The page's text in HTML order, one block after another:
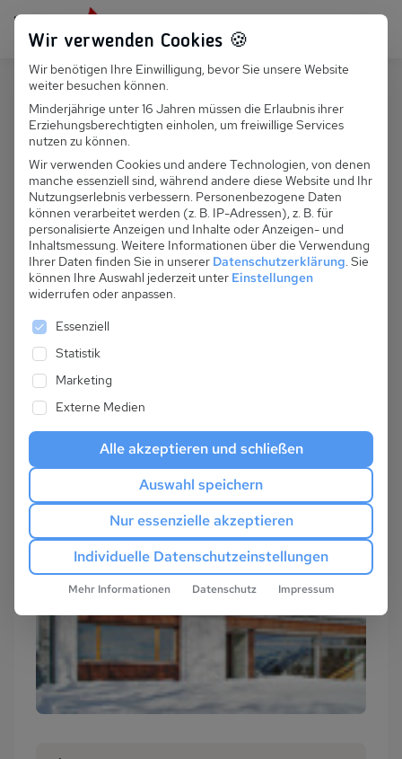
Persönlich für dich da: +49 251 899 050
Suchfeld
Suchen
CH 361.020 - FH Carina 2 Fewos
Wir verwenden Cookies 🍪
Wir benötigen Ihre Einwilligung, bevor Sie unsere Website
weiter besuchen können.
Minderjährige unter 16 Jahren müssen die Erlaubnis ihrer
Erziehungsberechtigten einholen, um freiwillige Services
nutzen zu können.
Wir verwenden Cookies und andere Technologien, von denen
manche essenziell sind, während andere diese Website und Ihr
Nutzungserlebnis verbessern. Personenbezogene Daten
können verarbeitet werden (z. B. IP-Adressen), z. B. für
personalisierte Anzeigen und Inhalte oder Anzeigen- und
Inhaltsmessung. Weitere Informationen über die Verwendung
Ihrer Daten finden Sie in unserer Datenschutzerklärung. Sie
können Ihre Auswahl jederzeit unter Einstellungen
widerrufen oder anpassen.
Es folgt eine Liste der Service-Gruppen, für die
Essenziell
Statistik
Marketing
Externe Medien
Alle akzeptieren und schließen
Auswahl speichern
Nur essenzielle akzeptieren
Individuelle Datenschutzeinstellungen
Mehr Informationen Datenschutz Impressum